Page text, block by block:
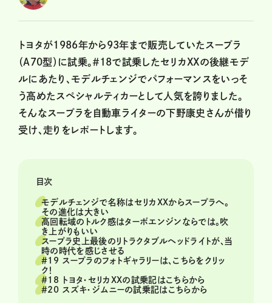
トヨタが1986年から93年まで販売していたスープラ
（A70型）に試乗。＃18で試乗したセリカXXの後継モデ
ルにあたり、モデルチェンジでパフォーマンスをいっそ
う高めたスペシャルティカーとして人気を誇りました。
そんなスープラを自動車ライターの下野康史さんが借り
受け、走りをレポートします。
目次
モデルチェンジで名称はセリカXXからスープラへ。
その進化は大きい
高回転域のトルク感はターボエンジンならでは。吹
き上がりもいい
スープラ史上最後のリトラクタブルヘッドライトが、当
時の時代を感じさせる
＃19 スープラのフォトギャラリーは、こちらをクリッ
ク！
＃18 トヨタ・セリカXXの試乗記はこちらから
＃20 スズキ・ジムニーの試乗記はこちらから